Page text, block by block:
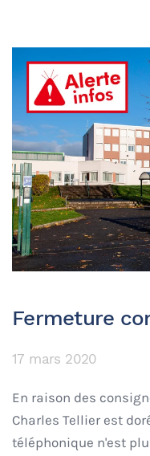
Fermeture
17 mars 2020
En raison des
Charles Tellier est
téléphonique n'est